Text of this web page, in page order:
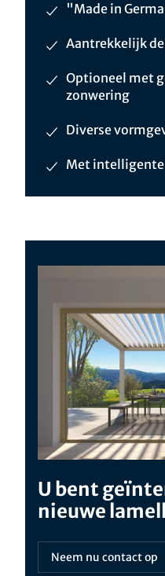
"Made in
Aantrekkelijk
Optioneel met
zonwering
Diverse
Met intelligente
U bent
nieuwe
Neem nu contact op